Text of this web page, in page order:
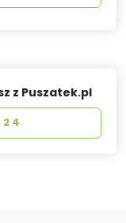
z Puszatek.pl